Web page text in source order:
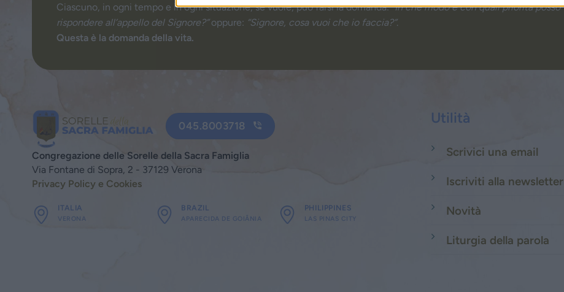
Ciascuno, in ogni tempo e in ogni situazione, se vuole, può farsi la domanda:“In che modo e con quali priorità posso
rispondere all’appello del Signore?”oppure: “Signore, cosa vuoi che io faccia?”.
Questa è la domanda della vita.
045.8003718
Congregazione delle Sorelle della Sacra Famiglia
Via Fontane di Sopra, 2 - 37129 Verona
Privacy Policy e Cookies
ITALIA
VERONA
BRAZIL
APARECIDA DE GOIÂNIA
PHILIPPINES
LAS PINAS CITY
Utilità
Scrivici una email
Iscriviti alla newsletter
Novità
Liturgia della parola